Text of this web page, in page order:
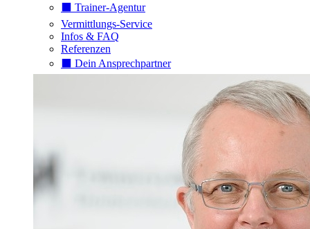
⬛️ Trainer-Agentur
Vermittlungs-Service
Infos & FAQ
Referenzen
⬛️ Dein Ansprechpartner